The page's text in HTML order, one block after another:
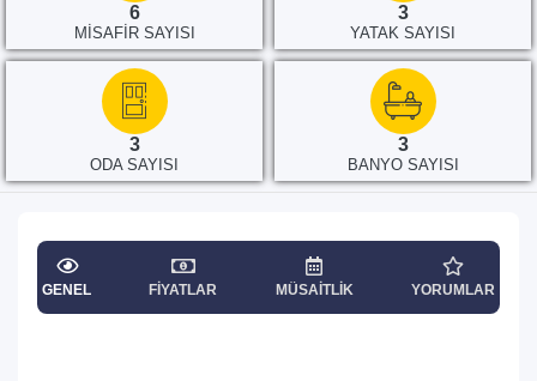
6
MISAFIR SAYISI
3
YATAK SAYISI
3
ODA SAYISI
3
BANYO SAYISI
GENEL FIYATLAR MÜSAITLIK YORUMLAR